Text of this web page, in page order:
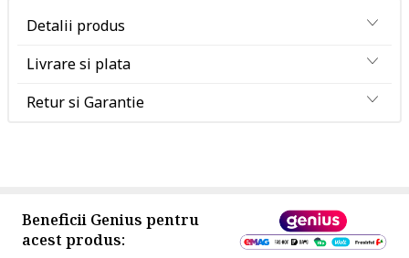
Detalii produs
Livrare si plata
Retur si Garantie
Beneficii Genius pentru
acest produs: